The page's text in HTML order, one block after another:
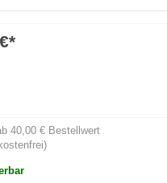
*
40,00 € Bestellwert